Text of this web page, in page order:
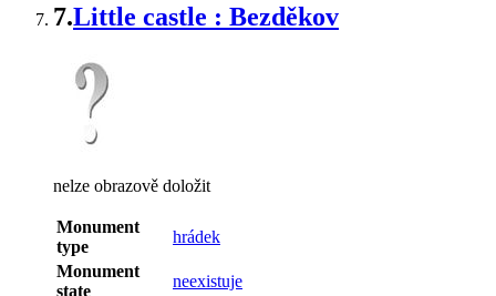
7.Little castle : Bezděkov
nelze obrazově doložit
Monument
type
hrádek
Monument
state
neexistuje